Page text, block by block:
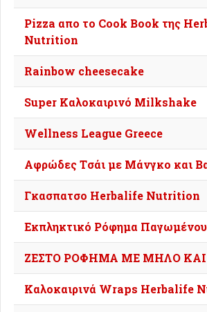
Pizza απο το Cook Book της
Nutrition
Rainbow cheesecake
Super Καλοκαιρινό Milkshake
Wellness League Greece
Αφρώδες Tσάι με Mάνγκο και
Γκασπατσο Herbalife Nutrition
Εκπληκτικό Ρόφημα
ΖΕΣΤΟ ΡΟΦΗΜΑ ΜΕ ΜΗΛΟ
Καλοκαιρινά Wraps Herbalife